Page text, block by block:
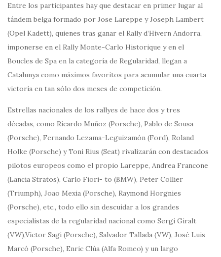
Entre los participantes hay que destacar en primer lugar al
tándem belga formado por Jose Lareppe y Joseph Lambert
(Opel Kadett), quienes tras ganar el Rally d’Hivern Andorra,
imponerse en el Rally Monte-Carlo Historique y en el
Boucles de Spa en la categoría de Regularidad, llegan a
Catalunya como máximos favoritos para acumular una cuarta
victoria en tan sólo dos meses de competición.
Estrellas nacionales de los rallyes de hace dos y tres
décadas, como Ricardo Muñoz (Porsche), Pablo de Sousa
(Porsche), Fernando Lezama-Leguizamón (Ford), Roland
Holke (Porsche) y Toni Rius (Seat) rivalizarán con destacados
pilotos europeos como el propio Lareppe, Andrea Francone
(Lancia Stratos), Carlo Fiori- to (BMW), Peter Collier
(Triumph), Joao Mexia (Porsche), Raymond Horgnies
(Porsche), etc., todo ello sin descuidar a los grandes
especialistas de la regularidad nacional como Sergi Giralt
(VW),Víctor Sagi (Porsche), Salvador Tallada (VW), José Luis
Marcó (Porsche), Enric Clúa (Alfa Romeo) y un largo